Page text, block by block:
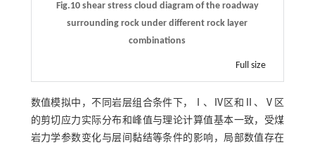
Fig.10 shear stress cloud diagram of the roadway
surrounding rock under different rock layer
combinations
Full size
数值模拟中，不同岩层组合条件下，Ⅰ、Ⅳ区和Ⅱ、Ⅴ区
的剪切应力实际分布和峰值与理论计算值基本一致，受煤
岩力学参数变化与层间黏结等条件的影响，局部数值存在